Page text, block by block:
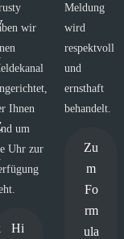
wir
Ihnen
um
Uhr zur
Hi
Meldung
wird
respektvoll
und
ernsthaft
behandelt.
Zu
m
Fo
rm
ula